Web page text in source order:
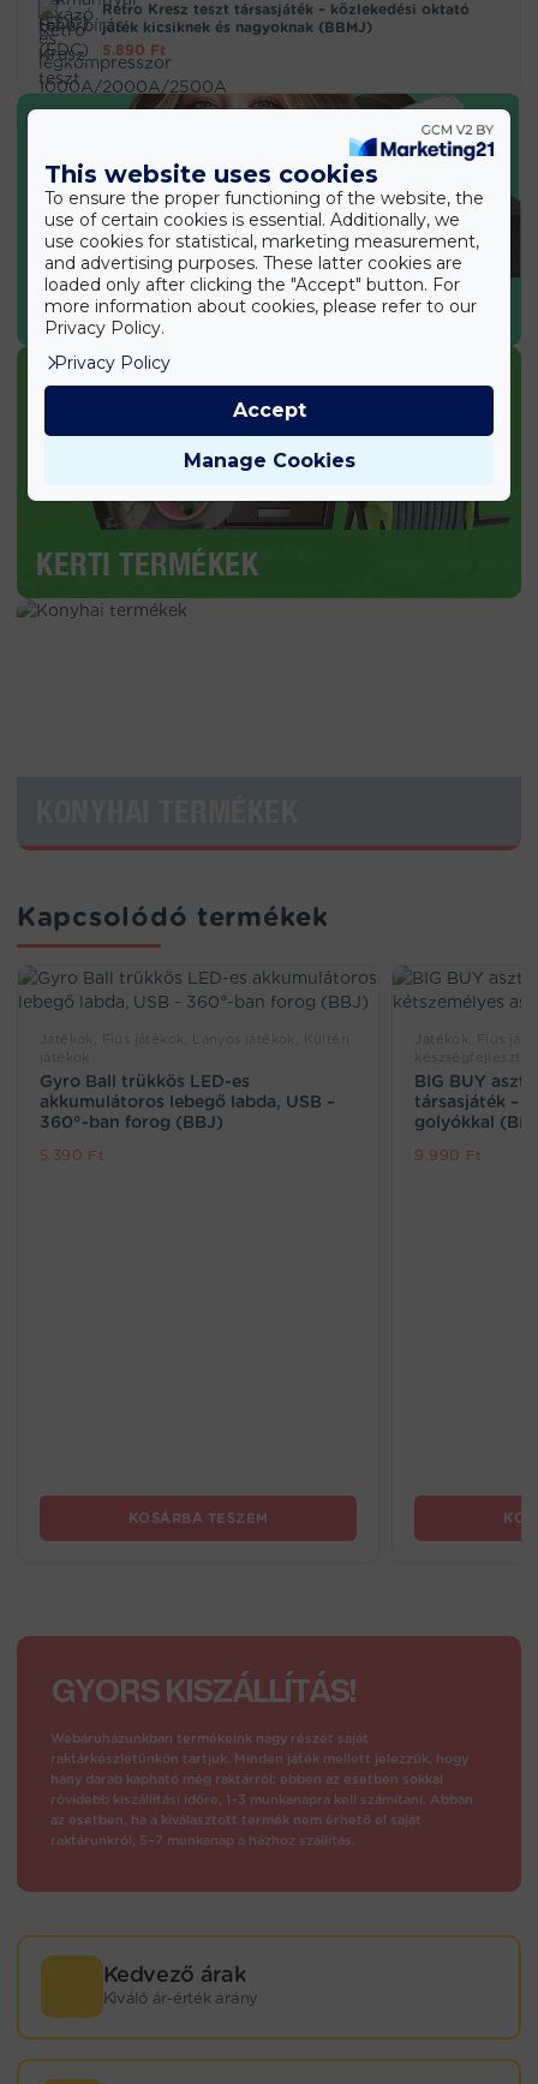
Retro Kresz teszt társasjáték – közlekedési oktató
játék kicsiknek és nagyoknak (BBMJ)
5.890 Ft
SPORT & EGÉSZSÉG
KERTI TERMÉKEK
Kapcsolódó termékek
Gyro Ball trükkös LED-es
akkumulátoros lebegő labda, USB –
360°-ban forog (BBJ)
5.390 Ft
KOSÁRBA TESZEM
BIG BUY
társasjáték –
golyókkal
9.990 Ft
GYORS KISZÁLLÍTÁS!
Webáruházunkban termékeink nagy részét saját
raktárkészletünkön tartjuk. Minden játék mellett jelezzük, hogy
hány darab kapható még raktárról: ebben az esetben sokkal
rövidebb kiszállítási időre, 1–3 munkanapra kell számítani. Abban
az esetben, ha a kiválasztott termék nem érhető el saját
raktárunkról, 5–7 munkanap a házhoz szállítás.
Kedvező árak
Kiváló ár-érték arány
This website uses cookies
To ensure the proper functioning of the website, the
use of certain cookies is essential. Additionally, we
use cookies for statistical, marketing measurement,
and advertising purposes. These latter cookies are
loaded only after clicking the "Accept" button. For
more information about cookies, please refer to our
Privacy Policy.
Privacy Policy
Manage Cookies
Accept